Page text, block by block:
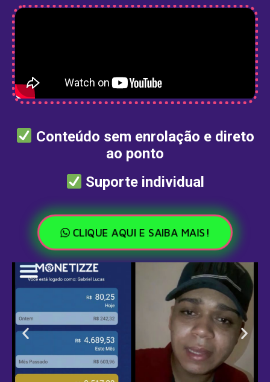
Conteúdo sem enrolação e direto
ao ponto
Suporte individual
CLIQUE AQUI E SAIBA MAIS!